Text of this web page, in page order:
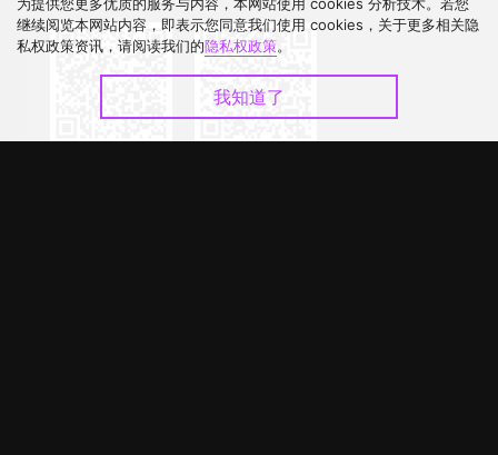
继续阅览本网站内容，即表示您同意我们使用 cookies，关于更多相关隐
私权政策资讯，请阅读我们的隐私权政策。
我知道了